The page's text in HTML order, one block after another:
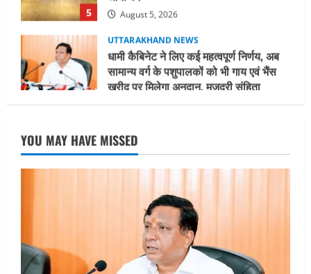
1
UTTARAKHAND NEWS
धामी कैबिनेट ने लिए कई महत्वपूर्ण निर्णय, अब
सामान्य वर्ग के पशुपालकों को भी गाय एवं भैंस
खरीद पर मिलेगा अनुदान, मजदूरी संहिता
नियमावली-2026 को मिली मंजूरी
2
नाबार्ड ने राष्ट्रीय हथकरघा दिवस के अवसर पर
मुंबई में तीन दिवसीय प्रदर्शनी का आयोजन किया
3
UTTARAKHAND NEWS
जिलाधिकारी/जिला निर्वाचन अधिकारी ने
सहसपुर विधानसभा क्षेत्र के पोलिंग बूथों का
निरीक्षण कर एसआईआर आपत्ति निस्तारण
शिविर की व्यवस्थाओं का लिया जायजा
YOU MAY HAVE MISSED